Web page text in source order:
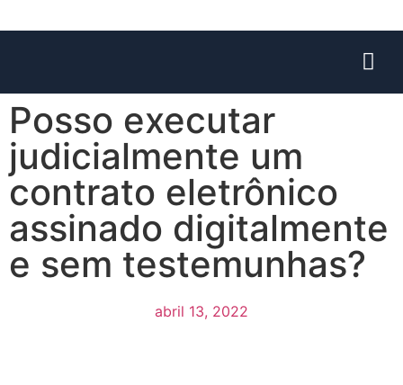
Posso executar
judicialmente um
contrato eletrônico
assinado digitalmente
e sem testemunhas?
abril 13, 2022